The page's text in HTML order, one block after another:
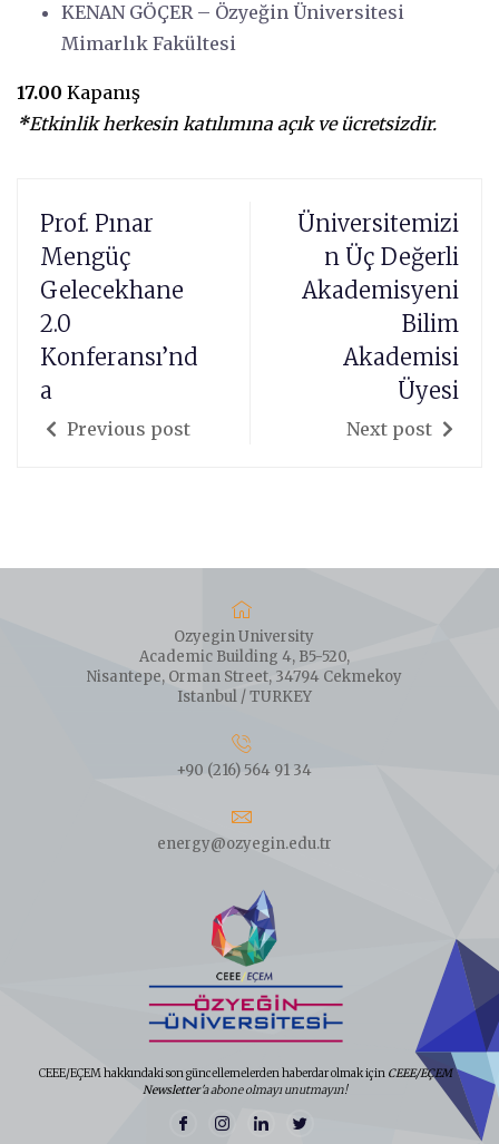
KENAN GÖÇER – Özyeğin Üniversitesi
Mimarlık Fakültesi
17.00 Kapanış
*Etkinlik herkesin katılımına açık ve ücretsizdir.
Prof. Pınar
Mengüç
Gelecekhane
2.0
Konferansı’nd
a
Previous post
Üniversitemizi
n Üç Değerli
Akademisyeni
Bilim
Akademisi
Üyesi
Next post
Ozyegin University
Academic Building 4, B5-520,
Nisantepe, Orman Street, 34794 Cekmekoy
Istanbul / TURKEY
+90 (216) 564 91 34
energy@ozyegin.edu.tr
CEEE/EÇEM hakkındaki son güncellemelerden haberdar olmak için CEEE/EÇEM
Newsletter'a abone olmayı unutmayın!